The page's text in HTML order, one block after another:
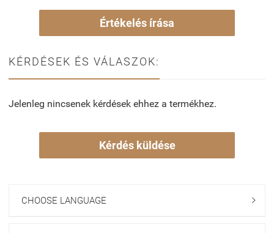
Értékelés írása
KÉRDÉSEK ÉS VÁLASZOK:
Jelenleg nincsenek kérdések ehhez a termékhez.
Kérdés küldése
CHOOSE LANGUAGE 